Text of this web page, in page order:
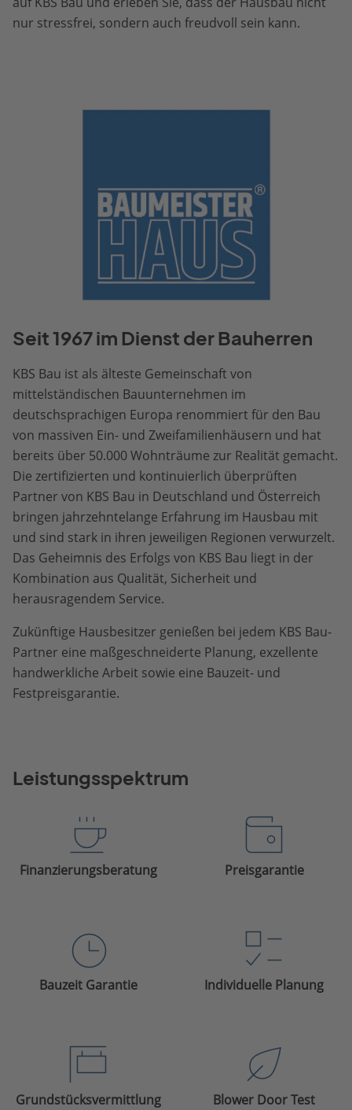
nur stressfrei, sondern auch freudvoll sein kann.
Seit 1967 im Dienst der Bauherren
KBS Bau ist als älteste Gemeinschaft von
mittelständischen Bauunternehmen im
deutschsprachigen Europa renommiert für den Bau
von massiven Ein- und Zweifamilienhäusern und hat
bereits über 50.000 Wohnträume zur Realität gemacht.
Die zertifizierten und kontinuierlich überprüften
Partner von KBS Bau in Deutschland und Österreich
bringen jahrzehntelange Erfahrung im Hausbau mit
und sind stark in ihren jeweiligen Regionen verwurzelt.
Das Geheimnis des Erfolgs von KBS Bau liegt in der
Kombination aus Qualität, Sicherheit und
herausragendem Service.
Zukünftige Hausbesitzer genießen bei jedem KBS Bau-
Partner eine maßgeschneiderte Planung, exzellente
handwerkliche Arbeit sowie eine Bauzeit- und
Festpreisgarantie.
Leistungsspektrum
Finanzierungsberatung Preisgarantie
Bauzeit Garantie Individuelle Planung
Grundstücksvermittlung Blower Door Test